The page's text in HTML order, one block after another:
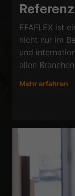
EFAFLEX ist
nicht nur im
und
allen
Mehr erfahren